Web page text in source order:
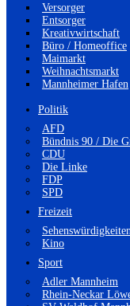
Versorger
Entsorger
Kreativwirtschaft
Büro / Homeoffice
Maimarkt
Weihnachtsmarkt
Mannheimer Hafen
Politik
AFD
Bündnis 90 / Die
CDU
Die Linke
FDP
SPD
Freizeit
Kino
Sport
Adler Mannheim
Rhein-Neckar